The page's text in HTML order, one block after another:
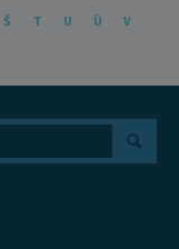
Š T U Ū
V